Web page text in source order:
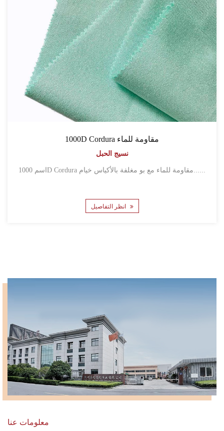
1000D Cordura مقاومة للماء
نسيج الحبل
انظر التفاصيل
معلومات عنا